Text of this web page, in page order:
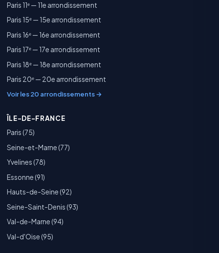
Paris 11ᵉ — 11e arrondissement
Paris 15ᵉ — 15e arrondissement
Paris 16ᵉ — 16e arrondissement
Paris 17ᵉ — 17e arrondissement
Paris 18ᵉ — 18e arrondissement
Paris 20ᵉ — 20e arrondissement
Voir les 20 arrondissements →
ÎLE-DE-FRANCE
Paris (75)
Seine-et-Marne (77)
Yvelines (78)
Essonne (91)
Hauts-de-Seine (92)
Seine-Saint-Denis (93)
Val-de-Marne (94)
Val-d'Oise (95)